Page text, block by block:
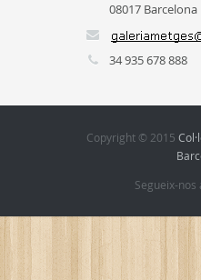
08017 Barcelona
34 935 678 888
Copyright © 2015
Segueix-nos